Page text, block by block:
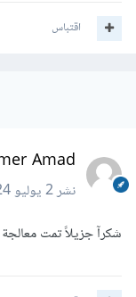
اقتباس
Amad
نشر2 يوليو 2024
شكرآ جزيلاً تمت معالجة